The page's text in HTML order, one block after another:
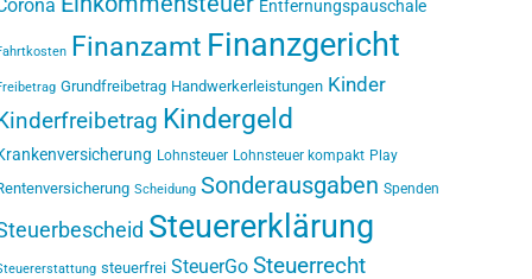
Entfernungspauschale
Finanzamt Finanzgericht
Grundfreibetrag Handwerkerleistungen Kinder
Kindergeld
Lohnsteuer Lohnsteuer kompakt Play
Scheidung Sonderausgaben Spenden
Steuererklärung
steuerfrei SteuerGo Steuerrecht